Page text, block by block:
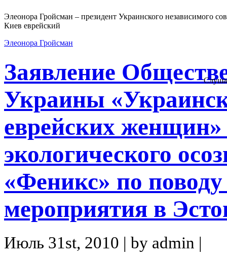
Элеонора Гройсман – президент Украинского независимого
Киев еврейский
Элеонора Гройсман
Заявление
Украины
еврейских
экологического
«Феникс» по
мероприятия в
Июль 31st, 2010 | by admin |